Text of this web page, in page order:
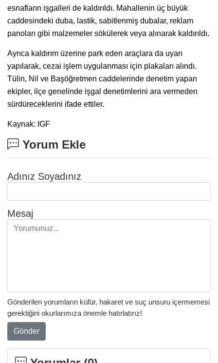
esnafların işgalleri de kaldırıldı. Mahallenin üç büyük
caddesindeki duba, lastik, sabitlenmiş dubalar, reklam
panoları gibi malzemeler sökülerek veya alınarak kaldırıldı.
Ayrıca kaldırım üzerine park eden araçlara da uyarı
yapılarak, cezai işlem uygulanması için plakaları alındı.
Tülin, Nil ve Başöğretmen caddelerinde denetim yapan
ekipler, ilçe genelinde işgal denetimlerini ara vermeden
sürdüreceklerini ifade ettiler.
Kaynak: IGF
Yorum Ekle
Adınız Soyadınız
Mesaj
Gönderilen yorumların küfür, hakaret ve suç unsuru içermemesi
gerektiğini okurlarımıza önemle hatırlatırız!
Gönder